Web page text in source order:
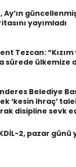
Ay’ın
yayımladı
Tezcan:
sürede ülkemize
Belediye
‘kesin ihraç’
disipline sevk
2, pazar günü